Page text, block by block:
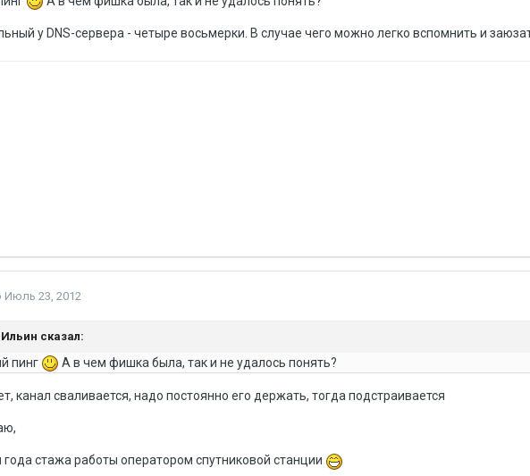
у DNS-сервера - четыре восьмерки. В случае чего можно легко вспомнить и
Июль 23, 2012
сказал:
пинг А в чем фишка была, так и не удалось понять?
канал сваливается, надо постоянно его держать, тогда подстраивается
года стажа работы оператором спутниковой станции